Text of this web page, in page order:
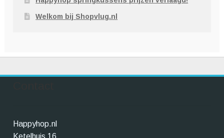
Welkom bij Shopvlug.nl
Happyhop.nl
Ketelhuis 16